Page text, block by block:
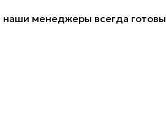
наши менеджеры всегда готовы